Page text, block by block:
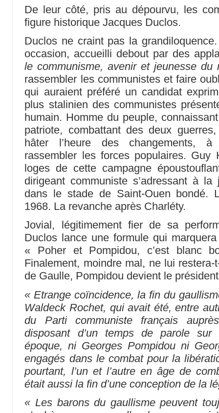
De leur côté, pris au dépourvu, les
figure historique Jacques Duclos.
Duclos ne craint pas la
occasion, accueilli debout par des
le communisme, avenir et jeunesse du
rassembler les communistes et faire
qui auraient préféré un candidat
plus stalinien des communistes
humain. Homme du peuple,
patriote, combattant des deux
hâter l’heure des changements,
rassembler les forces populaires. Guy
loges de cette campagne
dirigeant communiste s’adressant à
dans le stade de Saint-Ouen bondé.
1968. La revanche après Charléty.
Jovial, légitimement fier de sa
Duclos lance une formule qui
« Poher et Pompidou, c’est blanc
Finalement, moindre mal, ne lui
de Gaulle, Pompidou devient le
« Etrange coïncidence, la fin du
Waldeck Rochet, qui avait été, entre
du Parti communiste français
disposant d’un temps de parole
époque, ni Georges Pompidou ni
engagés dans le combat pour la
pourtant, l’un et l’autre en âge de
était aussi la fin d’une conception de la
« Les barons du gaullisme peuvent